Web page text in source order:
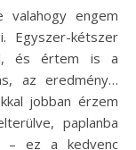
Egyszer-kétszer
és értem is a
az eredmény…
jobban érzem
paplanba
– ez a kedvenc